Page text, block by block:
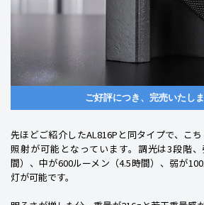
ご好評につき、完売いたしま
先ほどご紹介したAL816Pと同タイプで、こ
照射が可能となっています。調光は3段階
間）、中が600ルーメン（4.5時間）、弱が
灯が可能です。